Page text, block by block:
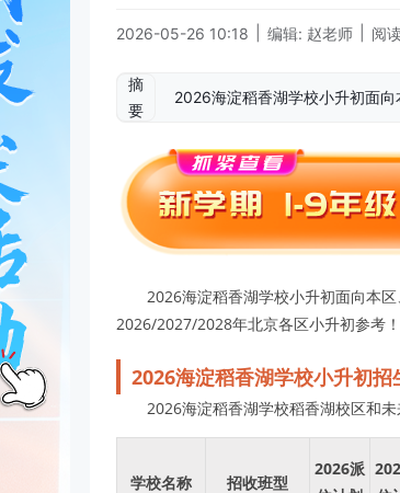
2026-05-26 10:18 编辑: 赵老师 阅
摘
要
2026海淀稻香湖学校小升初面向
2026海淀稻香湖学校小升初面向本
2026/2027/2028年北京各区小升初参考！
2026海淀稻香湖学校小升初招
2026海淀稻香湖学校稻香湖校区和
学校名称 招收班型
2026派